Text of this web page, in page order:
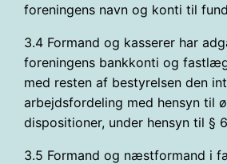
foreningens navn og konti til
3.4 Formand og kasserer har
foreningens bankkonti og
med resten af bestyrelsen den
arbejdsfordeling med hensyn til
dispositioner, under hensyn til §
3.5 Formand og næstformand i